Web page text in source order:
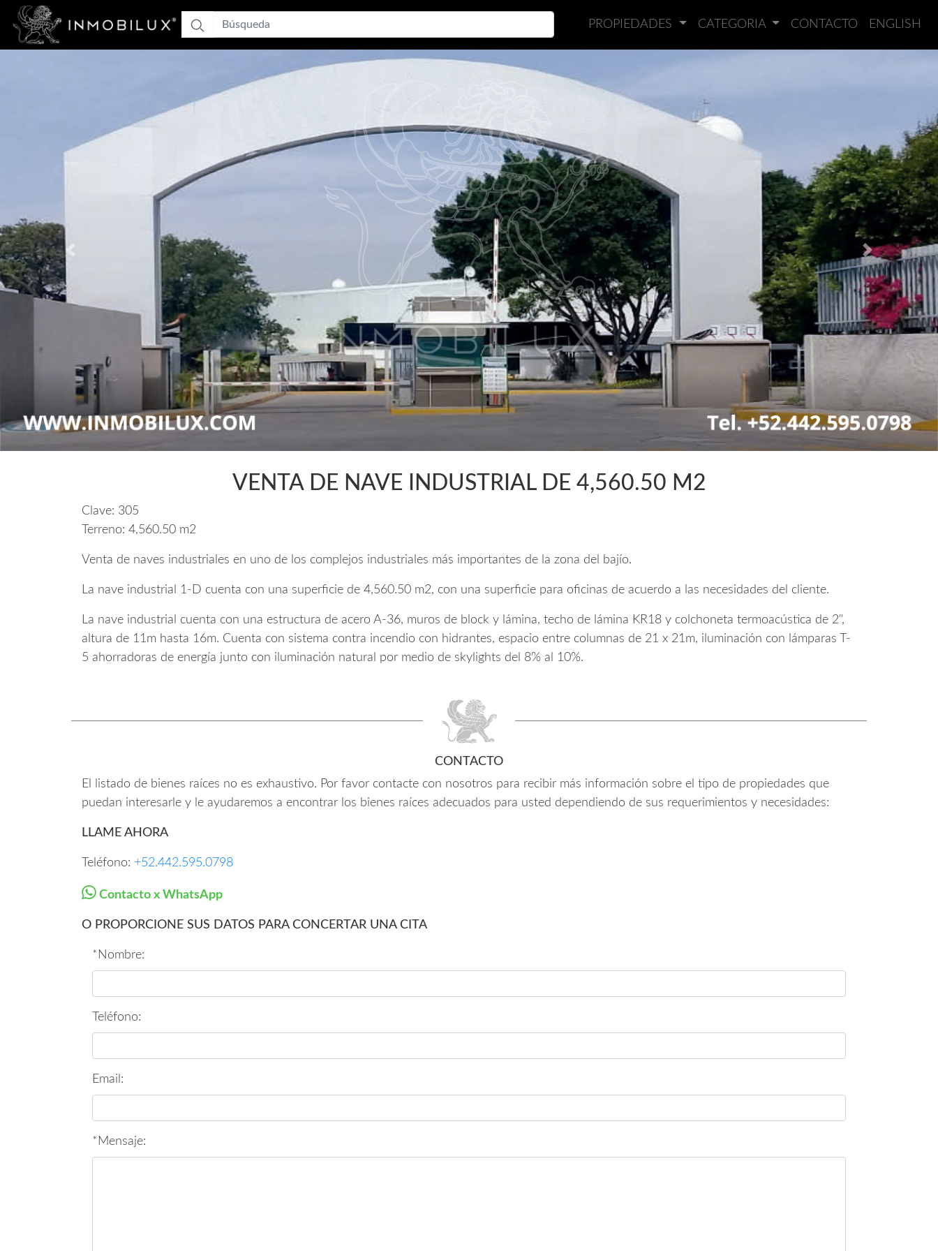
PROPIEDADES CATEGORIA CONTACTO ENGLISH
Cargando...
Previous Next
VENTA DE NAVE INDUSTRIAL DE 4,560.50 M2
Clave: 305
Terreno: 4,560.50 m2
Venta de naves industriales en uno de los complejos industriales más importantes de la zona del bajío.
La nave industrial 1-D cuenta con una superficie de 4,560.50 m2, con una superficie para oficinas de acuerdo a las necesidades del cliente.
La nave industrial cuenta con una estructura de acero A-36, muros de block y lámina, techo de lámina KR18 y colchoneta termoacústica de 2",
altura de 11m hasta 16m. Cuenta con sistema contra incendio con hidrantes, espacio entre columnas de 21 x 21m, iluminación con lámparas T-
5 ahorradoras de energía junto con iluminación natural por medio de skylights del 8% al 10%.
CONTACTO
El listado de bienes raíces no es exhaustivo. Por favor contacte con nosotros para recibir más información sobre el tipo de propiedades que
puedan interesarle y le ayudaremos a encontrar los bienes raíces adecuados para usted dependiendo de sus requerimientos y necesidades:
LLAME AHORA
Teléfono: +52.442.595.0798
Contacto x WhatsApp
O PROPORCIONE SUS DATOS PARA CONCERTAR UNA CITA
*Nombre:
Teléfono:
Email:
*Mensaje: